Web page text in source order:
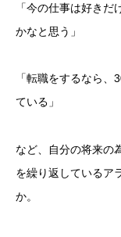
「今の仕事は好き
かなと思う」
「転職をするなら
ている」
など、自分の将来の
を繰り返しているア
か。